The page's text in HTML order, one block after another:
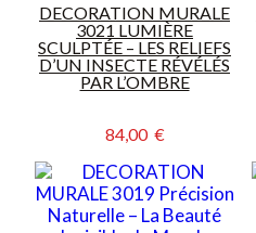
DECORATION MURALE
3021 LUMIÈRE
SCULPTÉE – LES RELIEFS
D’UN INSECTE RÉVÉLÉS
PAR L’OMBRE
84,00  €